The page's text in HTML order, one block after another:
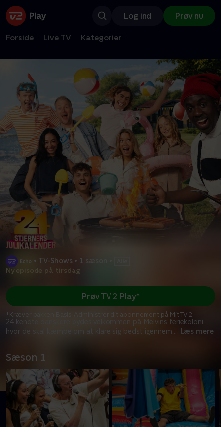
Log ind Prøv nu
Forside Live TV Kategorier
• TV-Shows • 1 sæson
Ny episode på tirsdag
24 kendte danskere bydes velkommen på Melvins feriekoloni,
hvor de skal kæmpe om at klare sig bedst igennem... Læs mere
Prøv TV 2 Play*
*Kræver pakken Basis. Administrer dit abonnement på Mit TV 2.
Sæson 1